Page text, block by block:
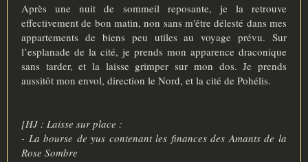
Après une nuit de sommeil reposante, je la retrouve
effectivement de bon matin, non sans m'être délesté dans mes
appartements de biens peu utiles au voyage prévu. Sur
l’esplanade de la cité, je prends mon apparence draconique
sans tarder, et la laisse grimper sur mon dos. Je prends
aussitôt mon envol, direction le Nord, et la cité de Pohélis.
[HJ : Laisse sur place :
- La bourse de yus contenant les finances des Amants de la
Rose Sombre